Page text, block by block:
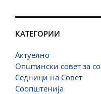
КАТЕГОРИИ
Актуелно
Општински совет за
Седници на Совет
Соопштенија